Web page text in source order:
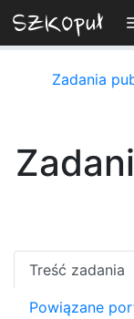
Zadania
Treść zadania
Powiązane